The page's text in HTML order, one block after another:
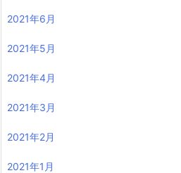
2021年6月
2021年5月
2021年4月
2021年3月
2021年2月
2021年1月